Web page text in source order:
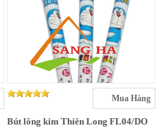
Mua Hàng
Bút lông kim Thiên Long FL04/DO